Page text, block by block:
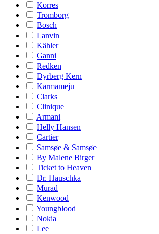
Korres
Tromborg
Bosch
Lanvin
Kähler
Ganni
Redken
Dyrberg Kern
Karmameju
Clarks
Clinique
Armani
Helly Hansen
Cartier
Samsøe & Samsøe
By Malene Birger
Ticket to Heaven
Dr. Hauschka
Murad
Kenwood
Youngblood
Nokia
Lee